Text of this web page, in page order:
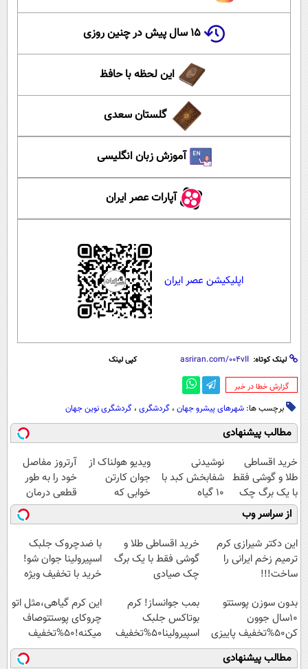
۱۵ سال پیش در چنین روزی
این لحظه با حافظ
گلستان سعدی
آموزش زبان انگلیسی
آپارات عصر ایران
اپلیکیشن عصر ایران
لینک کوتاه: کپی لینک
‌گزارش خطا در خبر
برچسب ها: شهرهای پیشرو جهان ، گردشگری ، گردشگری نوین جهان
مطالب پیشنهادی
خرید اقساطی
طلا و گوشی فقط
با یک برگ چک
صیادی
نوشیدنی
شفابخش کبد با
10 گیاه
موثر(تخفیف تا
امشب)
ویدیو هولناک از
جوان کارتن
خوابی که
میلیاردر شد.
آموزش رایگان
آرتروز مفاصل
خود را به طور
قطعی درمان
کنید!
◗پرسش‌نامه◖
از سراسر وب
این دکتر شیرازی کرم
ترمیم زخم ایرانی را
ساخت!!!
خرید اقساطی طلا و
گوشی فقط با یک برگ
چک صیادی
با ضدچروک جلبک
اسپیرولینا جوان شو!
خرید با تخفیف ویژه
بدون سوزن پوستتو
10سال جوون
کن50%تخفیف پاییزی
بمب جوانساز! کرم
بوتاکس جلبک
اسپیرولینا50%تخفیف
این کرم گیاهی،مثل اتو
چروکای پوستتوصاف
میکنه!50%تخفیف
مطالب پیشنهادی